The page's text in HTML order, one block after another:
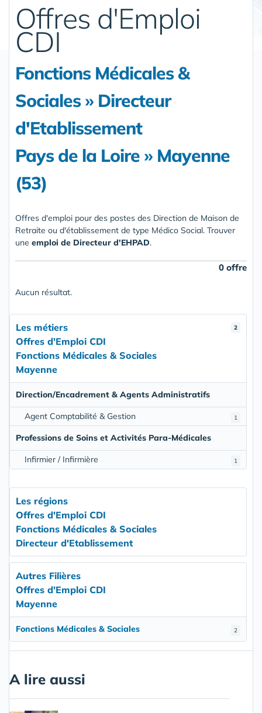
Offres d'Emploi
CDI
Fonctions Médicales &
Sociales » Directeur
d'Etablissement
Pays de la Loire » Mayenne
(53)
Offres d'emploi pour des postes des Direction de Maison de
Retraite ou d'établissement de type Médico Social. Trouver
une emploi de Directeur d'EHPAD.
0 offre
Aucun résultat.
2
Les métiers
Offres d'Emploi CDI
Fonctions Médicales & Sociales
Mayenne
Direction/Encadrement & Agents Administratifs
1
Agent Comptabilité & Gestion
Professions de Soins et Activités Para-Médicales
1
Infirmier / Infirmière
Les régions
Offres d'Emploi CDI
Fonctions Médicales & Sociales
Directeur d'Etablissement
Autres Filières
Offres d'Emploi CDI
Mayenne
2
Fonctions Médicales & Sociales
A lire aussi